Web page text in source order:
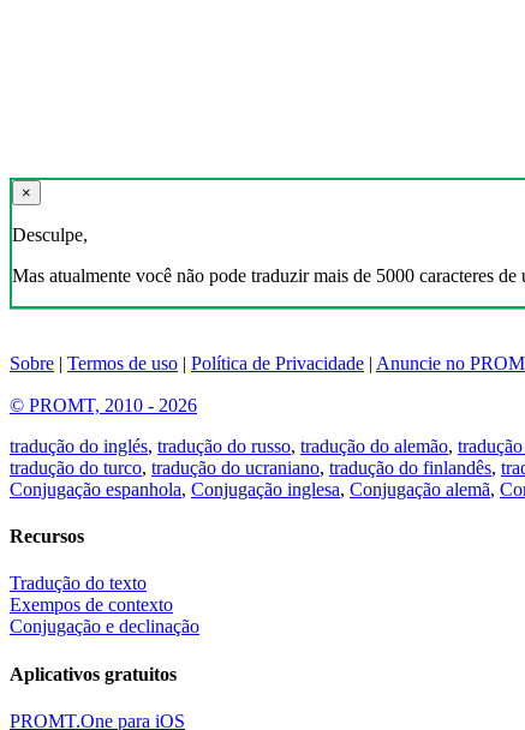
×
Desculpe,
Mas atualmente você não pode traduzir mais de 5000 caracteres de
Sobre | Termos de uso | Política de Privacidade | Anuncie no
© PROMT, 2010 - 2026
tradução do inglés, tradução do russo, tradução do alemão,
tradução do turco, tradução do ucraniano, tradução do finlandês,
Conjugação espanhola, Conjugação inglesa, Conjugação alemã,
Recursos
Tradução do texto
Exempos de contexto
Conjugação e declinação
Aplicativos gratuitos
PROMT.One para iOS